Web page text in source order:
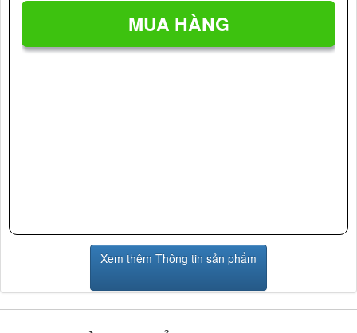
Xem thêm Thông tin sản phẩm